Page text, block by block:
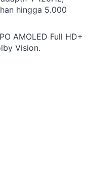
hingga 5.000
AMOLED Full HD+
Vision.